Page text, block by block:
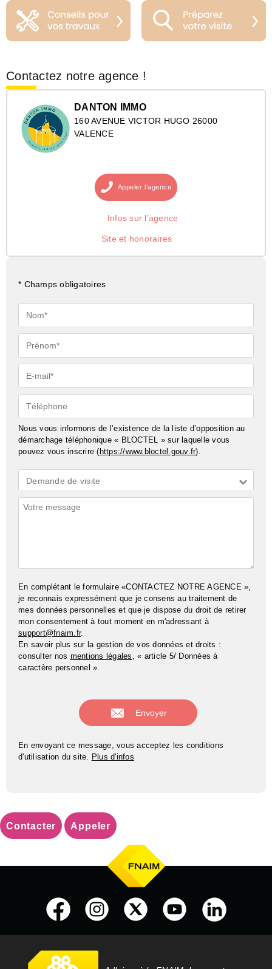
Contactez notre agence !
DANTON IMMO
160 AVENUE VICTOR HUGO 26000
VALENCE
Appeler l’agence
Infos sur l’agence
Site et honoraires
* Champs obligatoires
Nom*
Prénom*
E-
mail*
Téléphone
Nous vous informons de l’existence de la liste d’opposition au
démarchage téléphonique « BLOCTEL » sur laquelle vous
pouvez vous inscrire (https://www.bloctel.gouv.fr).
Demande
*
Demande de visite
Commentaires
En complétant le formulaire «CONTACTEZ NOTRE AGENCE »,
je reconnais expressément que je consens au traitement de
mes données personnelles et que je dispose du droit de retirer
mon consentement à tout moment en m'adressant à
support@fnaim.fr.
En savoir plus sur la gestion de vos données et droits :
consulter nos mentions légales , « article 5/ Données à
caractère personnel ».
En envoyant ce message, vous acceptez les conditions
d'utilisation du site. Plus d'infos
Contacter Appeler